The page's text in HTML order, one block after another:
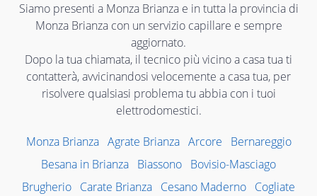
Siamo presenti a Monza Brianza e in tutta la provincia di
Monza Brianza con un servizio capillare e sempre
aggiornato.
Dopo la tua chiamata, il tecnico più vicino a casa tua ti
contatterà, avvicinandosi velocemente a casa tua, per
risolvere qualsiasi problema tu abbia con i tuoi
elettrodomestici.
Monza Brianza Agrate Brianza Arcore
Bernareggio
Besana in Brianza Biassono Bovisio-Masciago
Brugherio Carate Brianza Cesano Maderno Cogliate